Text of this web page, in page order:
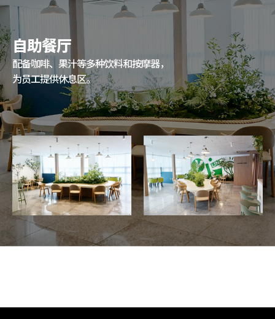
自助餐厅
配备咖啡、果汁等多种饮料和按摩器，
为员工提供休息区。